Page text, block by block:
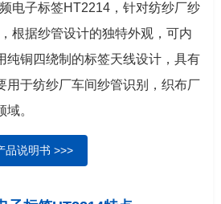
电子标签HT2214，针对纺纱厂纱
根据纱管设计的独特外观 ，可内
纯铜四绕制的标签天线设计，具有
用于纺纱厂车间纱管识别，织布厂
。
品说明书 >>>